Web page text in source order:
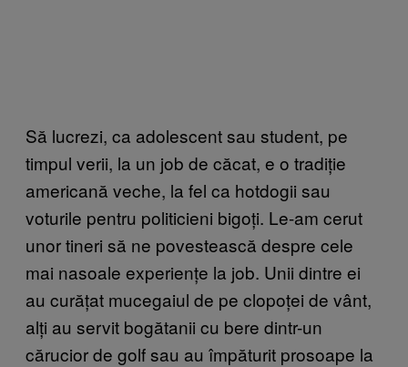
Să lucrezi, ca adolescent sau student, pe
timpul verii, la un job de căcat, e o tradiție
americană veche, la fel ca hotdogii sau
voturile pentru politicieni bigoți. Le-am cerut
unor tineri să ne povestească despre cele
mai nasoale experiențe la job. Unii dintre ei
au curățat mucegaiul de pe clopoței de vânt,
alți au servit bogătanii cu bere dintr-un
cărucior de golf sau au împăturit prosoape la